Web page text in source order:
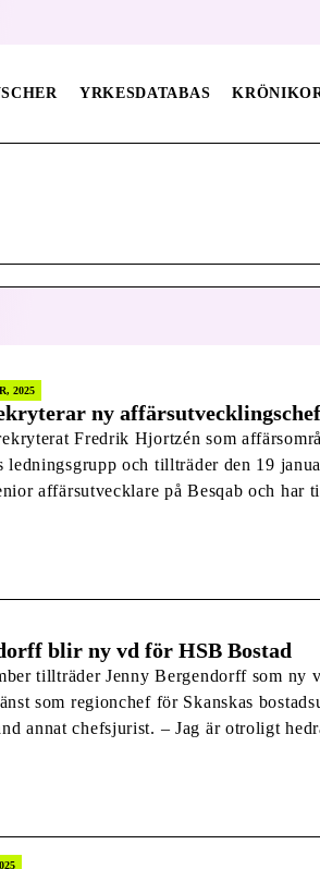
YRKESDATABAS
2025
ny
Fredrik Hjortzén som
ledningsgrupp och tillträder den 19
affärsutvecklare på Besqab och har
blir ny vd för HSB Bostad
tillträder Jenny Bergendorff som ny
som regionchef för Skanskas
annat chefsjurist. – Jag är otroligt